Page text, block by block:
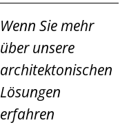
Wenn Sie mehr
über unsere
architektonischen
Lösungen
erfahren